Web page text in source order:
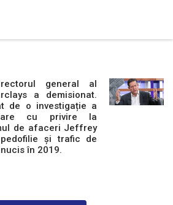
general al
a demisionat.
de o investigație a
cu privire la
de afaceri Jeffrey
și trafic de
în 2019.